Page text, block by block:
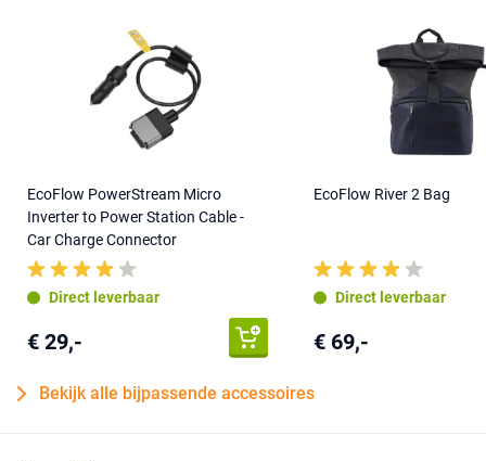
EcoFlow PowerStream Micro
Inverter to Power Station Cable -
Car Charge Connector
Direct leverbaar
€ 29,-
EcoFlow River 2 Bag
Direct leverbaar
€ 69,-
Bekijk alle bijpassende accessoires